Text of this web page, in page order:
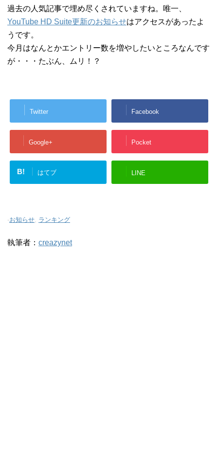
過去の人気記事で埋め尽くされていますね。唯一、
YouTube HD Suite更新のお知らせはアクセスがあったよ
うです。
今月はなんとかエントリー数を増やしたいところなんです
が・・・たぶん、ムリ！？
Twitter Facebook
Google+ Pocket
B! はてブ LINE
-お知らせ, ランキング
執筆者： creazynet